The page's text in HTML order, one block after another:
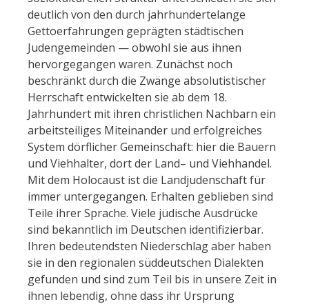
deutlich von den durch jahrhundertelange
Gettoerfahrungen geprägten städtischen
Judengemeinden — obwohl sie aus ihnen
hervorgegangen waren. Zunächst noch
beschränkt durch die Zwänge absolutistischer
Herrschaft entwickelten sie ab dem 18.
Jahrhundert mit ihren christlichen Nachbarn ein
arbeitsteiliges Miteinander und erfolgreiches
System dörflicher Gemeinschaft: hier die Bauern
und Viehhalter, dort der Land– und Viehhandel.
Mit dem Holocaust ist die Landjudenschaft für
immer untergegangen. Erhalten geblieben sind
Teile ihrer Sprache. Viele jüdische Ausdrücke
sind bekanntlich im Deutschen identifizierbar.
Ihren bedeutendsten Niederschlag aber haben
sie in den regionalen süddeutschen Dialekten
gefunden und sind zum Teil bis in unsere Zeit in
ihnen lebendig, ohne dass ihr Ursprung